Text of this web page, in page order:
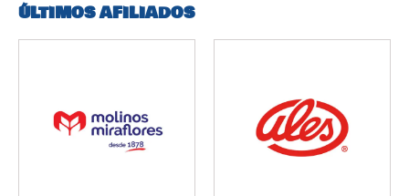
ÚLTIMOS AFILIADOS